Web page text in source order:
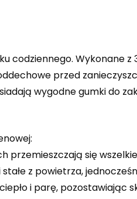
codziennego. Wykonane
przed
wygodne gumki do
się
z powietrza,
i parę, pozostawiając